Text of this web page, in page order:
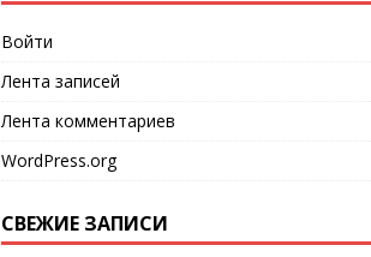
Войти
Лента записей
Лента комментариев
WordPress.org
СВЕЖИЕ ЗАПИСИ